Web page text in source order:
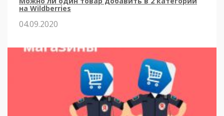
на Wildberries
04.09.2020